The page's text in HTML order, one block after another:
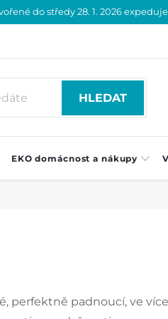
do středy 28. 1. 2026
HLEDAT
EKO domácnost a nákupy
perfektně padnoucí, ve